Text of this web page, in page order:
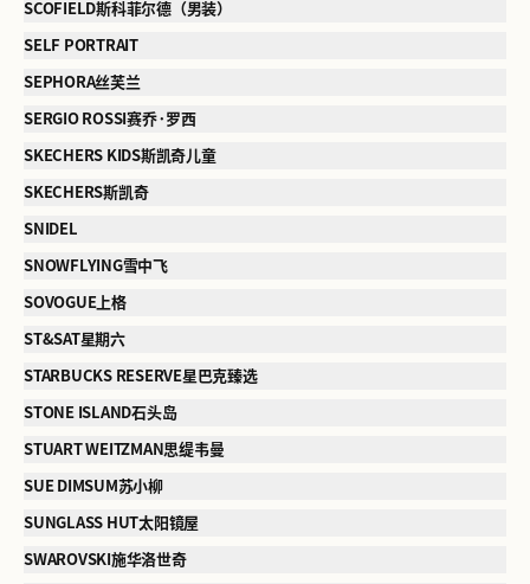
SCOFIELD斯科菲尔德（男装）
SELF PORTRAIT
SEPHORA丝芙兰
SERGIO ROSSI赛乔·罗西
SKECHERS KIDS斯凯奇儿童
SKECHERS斯凯奇
SNIDEL
SNOWFLYING雪中飞
SOVOGUE上格
ST&SAT星期六
STARBUCKS RESERVE星巴克臻选
STONE ISLAND石头岛
STUART WEITZMAN思缇韦曼
SUE DIMSUM苏小柳
SUNGLASS HUT太阳镜屋
SWAROVSKI施华洛世奇